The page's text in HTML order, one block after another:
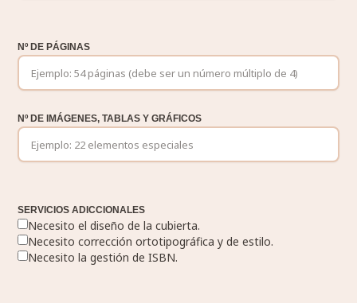
Nº DE PÁGINAS
Nº DE IMÁGENES, TABLAS Y GRÁFICOS
SERVICIOS ADICCIONALES
Necesito el diseño de la cubierta.
Necesito corrección ortotipográfica y de estilo.
Necesito la gestión de ISBN.